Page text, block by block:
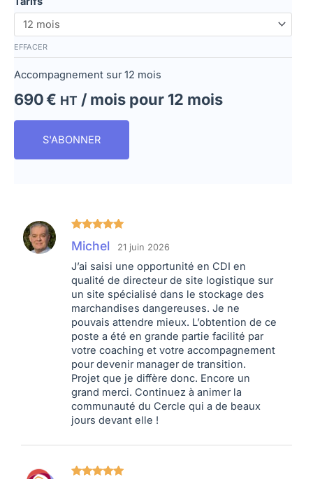
EFFACER
Accompagnement sur 12 mois
690€ HT / mois pour 12 mois
S'ABONNER
Note
5
Michel 21 juin 2026
J’ai saisi une opportunité en CDI en
qualité de directeur de site logistique sur
un site spécialisé dans le stockage des
marchandises dangereuses. Je ne
pouvais attendre mieux. L’obtention de ce
poste a été en grande partie facilité par
votre coaching et votre accompagnement
pour devenir manager de transition.
Projet que je diffère donc. Encore un
grand merci. Continuez à animer la
communauté du Cercle qui a de beaux
jours devant elle !